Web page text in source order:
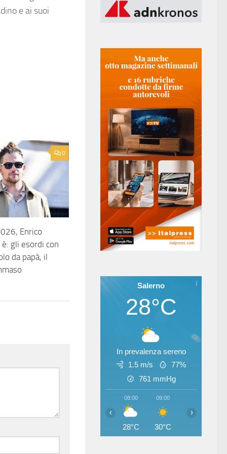
e ai suoi
0
Enrico
gli esordi con
da papà, il
Salerno
28°C
In prevalenza sereno
1.5 m/s
77%
761 mmHg
08:00
28°C
09:00
30°C
‹ ›